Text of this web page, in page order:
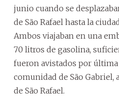
junio cuando se
de São Rafael hasta la
Ambos viajaban en una
70 litros de gasolina,
fueron avistados por última
comunidad de São
de São Rafael.